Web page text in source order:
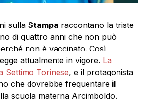
sulla Stampa raccontano la triste
di quattro anni che non può
non è vaccinato. Così
attualmente in vigore. La
Settimo Torinese, e il protagonista
che dovrebbe frequentare il
scuola materna Arcimboldo.